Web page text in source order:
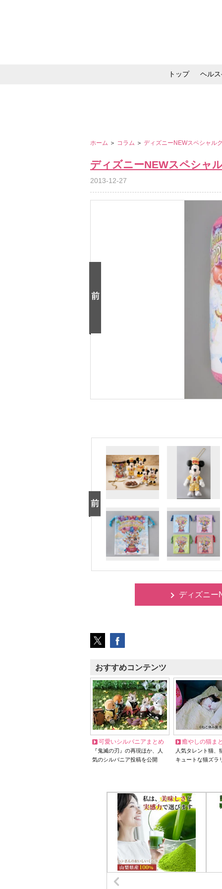
トップ ヘル
ホーム ＞ コラム ＞ ディズニーNEWスペシャル
ディズニーNEWスペシャ
2013-12-27
ディズニー
おすすめコンテンツ
可愛いシルバニアまとめ
『鬼滅の刃』の再現ほか、人
気のシルバニア投稿を公開
癒やしの猫ま
人気タレント猫
キュートな猫ズラ